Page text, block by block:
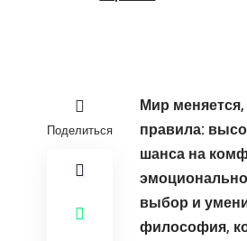
Поделиться
Мир
правила:
шанса на
выбор и
философия,